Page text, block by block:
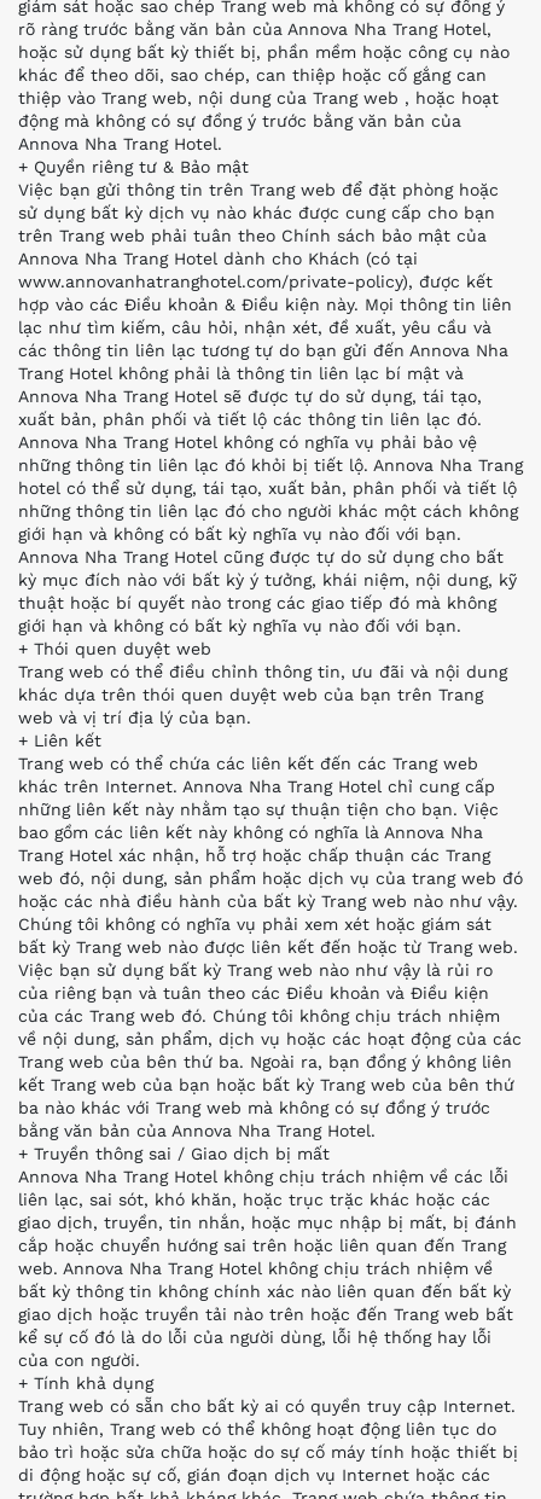
giám sát hoặc sao chép Trang web mà không có sự đồng ý
rõ ràng trước bằng văn bản của Annova Nha Trang Hotel,
hoặc sử dụng bất kỳ thiết bị, phần mềm hoặc công cụ nào
khác để theo dõi, sao chép, can thiệp hoặc cố gắng can
thiệp vào Trang web, nội dung của Trang web , hoặc hoạt
động mà không có sự đồng ý trước bằng văn bản của
Annova Nha Trang Hotel.
+ Quyền riêng tư & Bảo mật
Việc bạn gửi thông tin trên Trang web để đặt phòng hoặc
sử dụng bất kỳ dịch vụ nào khác được cung cấp cho bạn
trên Trang web phải tuân theo Chính sách bảo mật của
Annova Nha Trang Hotel dành cho Khách (có tại
www.annovanhatranghotel.com/private-policy), được kết
hợp vào các Điều khoản & Điều kiện này. Mọi thông tin liên
lạc như tìm kiếm, câu hỏi, nhận xét, đề xuất, yêu cầu và
các thông tin liên lạc tương tự do bạn gửi đến Annova Nha
Trang Hotel không phải là thông tin liên lạc bí mật và
Annova Nha Trang Hotel sẽ được tự do sử dụng, tái tạo,
xuất bản, phân phối và tiết lộ các thông tin liên lạc đó.
Annova Nha Trang Hotel không có nghĩa vụ phải bảo vệ
những thông tin liên lạc đó khỏi bị tiết lộ. Annova Nha Trang
hotel có thể sử dụng, tái tạo, xuất bản, phân phối và tiết lộ
những thông tin liên lạc đó cho người khác một cách không
giới hạn và không có bất kỳ nghĩa vụ nào đối với bạn.
Annova Nha Trang Hotel cũng được tự do sử dụng cho bất
kỳ mục đích nào với bất kỳ ý tưởng, khái niệm, nội dung, kỹ
thuật hoặc bí quyết nào trong các giao tiếp đó mà không
giới hạn và không có bất kỳ nghĩa vụ nào đối với bạn.
+ Thói quen duyệt web
Trang web có thể điều chỉnh thông tin, ưu đãi và nội dung
khác dựa trên thói quen duyệt web của bạn trên Trang
web và vị trí địa lý của bạn.
+ Liên kết
Trang web có thể chứa các liên kết đến các Trang web
khác trên Internet. Annova Nha Trang Hotel chỉ cung cấp
những liên kết này nhằm tạo sự thuận tiện cho bạn. Việc
bao gồm các liên kết này không có nghĩa là Annova Nha
Trang Hotel xác nhận, hỗ trợ hoặc chấp thuận các Trang
web đó, nội dung, sản phẩm hoặc dịch vụ của trang web đó
hoặc các nhà điều hành của bất kỳ Trang web nào như vậy.
Chúng tôi không có nghĩa vụ phải xem xét hoặc giám sát
bất kỳ Trang web nào được liên kết đến hoặc từ Trang web.
Việc bạn sử dụng bất kỳ Trang web nào như vậy là rủi ro
của riêng bạn và tuân theo các Điều khoản và Điều kiện
của các Trang web đó. Chúng tôi không chịu trách nhiệm
về nội dung, sản phẩm, dịch vụ hoặc các hoạt động của các
Trang web của bên thứ ba. Ngoài ra, bạn đồng ý không liên
kết Trang web của bạn hoặc bất kỳ Trang web của bên thứ
ba nào khác với Trang web mà không có sự đồng ý trước
bằng văn bản của Annova Nha Trang Hotel.
+ Truyền thông sai / Giao dịch bị mất
Annova Nha Trang Hotel không chịu trách nhiệm về các lỗi
liên lạc, sai sót, khó khăn, hoặc trục trặc khác hoặc các
giao dịch, truyền, tin nhắn, hoặc mục nhập bị mất, bị đánh
cắp hoặc chuyển hướng sai trên hoặc liên quan đến Trang
web. Annova Nha Trang Hotel không chịu trách nhiệm về
bất kỳ thông tin không chính xác nào liên quan đến bất kỳ
giao dịch hoặc truyền tải nào trên hoặc đến Trang web bất
kể sự cố đó là do lỗi của người dùng, lỗi hệ thống hay lỗi
của con người.
+ Tính khả dụng
Trang web có sẵn cho bất kỳ ai có quyền truy cập Internet.
Tuy nhiên, Trang web có thể không hoạt động liên tục do
bảo trì hoặc sửa chữa hoặc do sự cố máy tính hoặc thiết bị
di động hoặc sự cố, gián đoạn dịch vụ Internet hoặc các